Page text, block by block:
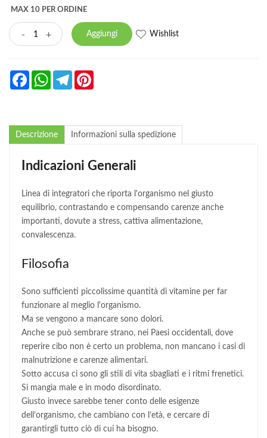
MAX 10 PER ORDINE
- + Aggiungi Wishlist
FacebookWhatsAppTelegram
Descrizione Informazioni sulla spedizione
Indicazioni Generali
Linea di integratori che riporta l'organismo nel giusto
equilibrio, contrastando e compensando carenze anche
importanti, dovute a stress, cattiva alimentazione,
convalescenza.
Filosofia
Sono sufficienti piccolissime quantità di vitamine per far
funzionare al meglio l'organismo.
Ma se vengono a mancare sono dolori.
Anche se può sembrare strano, nei Paesi occidentali, dove
reperire cibo non è certo un problema, non mancano i casi di
malnutrizione e carenze alimentari.
Sotto accusa ci sono gli stili di vita sbagliati e i ritmi frenetici.
Si mangia male e in modo disordinato.
Giusto invece sarebbe tener conto delle esigenze
dell’organismo, che cambiano con l’età, e cercare di
garantirgli tutto ciò di cui ha bisogno.